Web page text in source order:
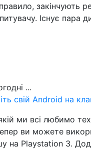
закінчують
Існує пара
...
свій Android на
ми всі любимо
ви можете
на Playstation 3.